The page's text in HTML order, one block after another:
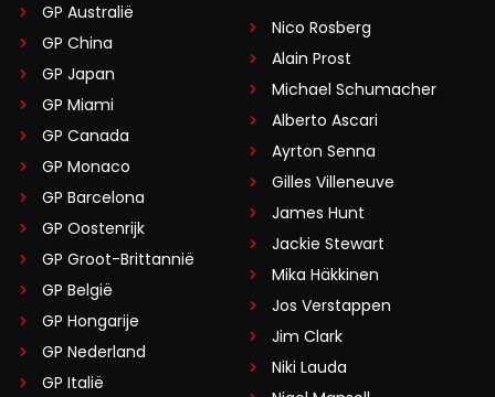
GP Australië
GP China
GP Japan
GP Miami
GP Canada
GP Monaco
GP Barcelona
GP Oostenrijk
GP Groot-Brittannië
GP België
GP Hongarije
GP Nederland
GP Italië
Nico Rosberg
Alain Prost
Michael Schumacher
Alberto Ascari
Ayrton Senna
Gilles Villeneuve
James Hunt
Jackie Stewart
Mika Häkkinen
Jos Verstappen
Jim Clark
Niki Lauda